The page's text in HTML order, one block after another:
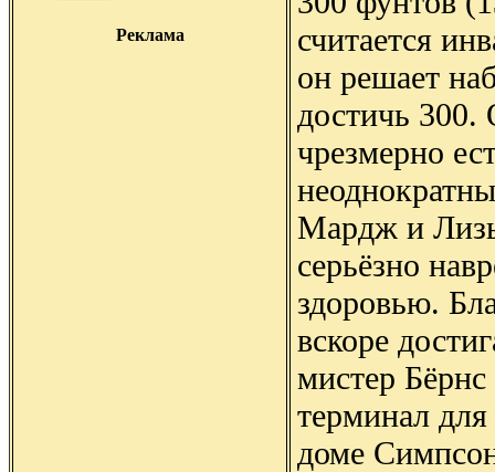
Реклама
считается
он решает
достичь 300.
чрезмерно
Мардж и
серьёзно
здоровью.
вскоре
мистер Бёрнс
терминал
доме